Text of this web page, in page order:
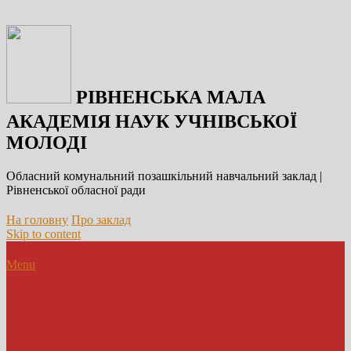
РІВНЕНСЬКА МАЛА
АКАДЕМІЯ НАУК УЧНІВСЬКОЇ
МОЛОДІ
Обласний комунальний позашкільний навчальний заклад |
Рівненської обласної ради
На головну Про заклад
Skip to content
Menu